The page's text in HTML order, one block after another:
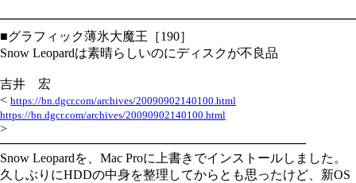
■グラフィック薄氷大魔王［190］
Snow Leopardは素晴らしいのにディスクが不良品
吉井 宏
< https://bn.dgcr.com/archives/20090902140100.html
https://bn.dgcr.com/archives/20090902140100.html
>
───────────────────────────────────
Snow Leopardを、Mac Proに上書きでインストールしました。
久しぶりにHDDの中身を整理してからとも思ったけど、新OS